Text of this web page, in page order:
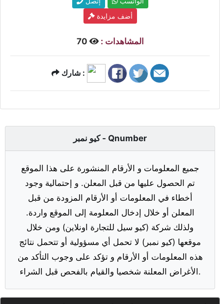
أضف مزايدة
المشاهدات :
شارك :
كيو نمبر - Qnumber
جميع المعلومات و الأرقام المنشورة على هذا الموقع
تم الحصول عليها من قبل المعلن. و إحتمالية وجود
أخطاء في المعلومات أو الأرقام المزودة من قبل
المعلن أو خلال إدخال المعلومة إلى الموقع واردة.
ولذلك شركة (كيو سيل للتجارة اونلاين) ومن خلال
موقعها (كيو نمبر) لا تحمل أي مسؤولية أو تتحمل نتائج
هذه المعلومات أو الأرقام و تؤكد على وجوب التأكد من
الأغراض المعلنة شخصيا والقيام بالفحص قبل الشراء.